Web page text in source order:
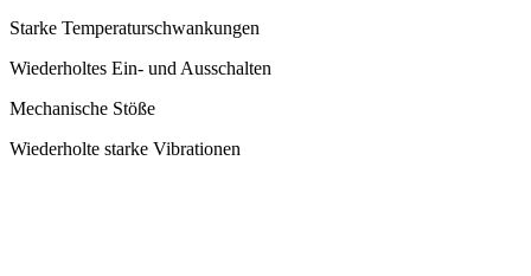
Starke Temperaturschwankungen
Wiederholtes Ein- und Ausschalten
Mechanische Stöße
Wiederholte starke Vibrationen